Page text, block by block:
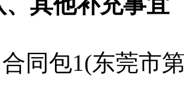
合同包1(东莞市